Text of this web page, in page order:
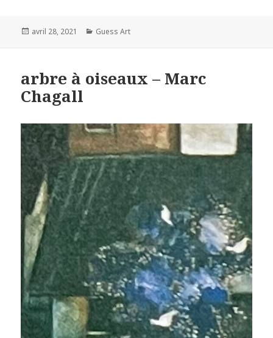
Posted
avril 28, 2021 Categories
Guess Art
arbre à oiseaux – Marc
Chagall